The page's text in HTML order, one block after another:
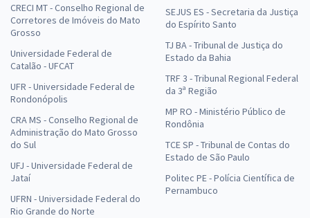
CRECI MT - Conselho Regional de
Corretores de Imóveis do Mato
Grosso
Universidade Federal de
Catalão - UFCAT
UFR - Universidade Federal de
Rondonópolis
CRA MS - Conselho Regional de
Administração do Mato Grosso
do Sul
UFJ - Universidade Federal de
Jataí
UFRN - Universidade Federal do
Rio Grande do Norte
SEJUS ES - Secretaria da Justiça
do Espírito Santo
TJ BA - Tribunal de Justiça do
Estado da Bahia
TRF 3 - Tribunal Regional Federal
da 3ª Região
MP RO - Ministério Público de
Rondônia
TCE SP - Tribunal de Contas do
Estado de São Paulo
Politec PE - Polícia Científica de
Pernambuco